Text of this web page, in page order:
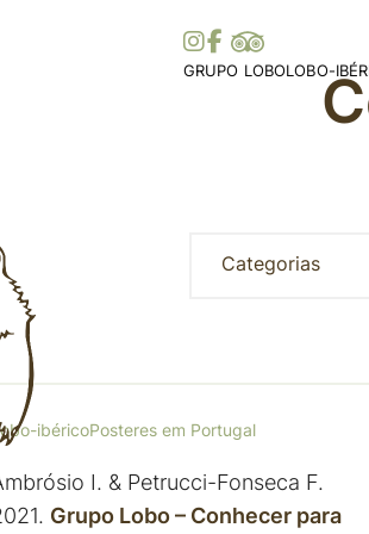
GRUPO LOBO
Colaborações
Parceiros
LOBO-
Categorias
ibéricoPosteres em Portugal
I. & Petrucci-Fonseca F.
Grupo Lobo – Conhecer para